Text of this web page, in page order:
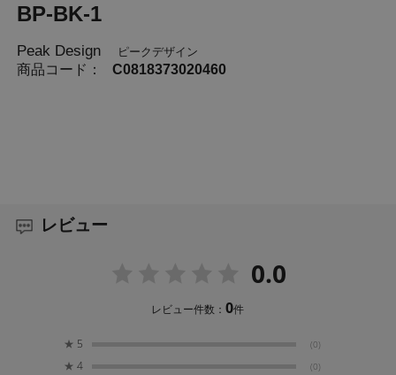
BP-BK-1
Peak Design ピークデザイン
商品コード： C0818373020460
レビュー
0.0
レビュー件数：0件
★ 5 (0)
★ 4 (0)